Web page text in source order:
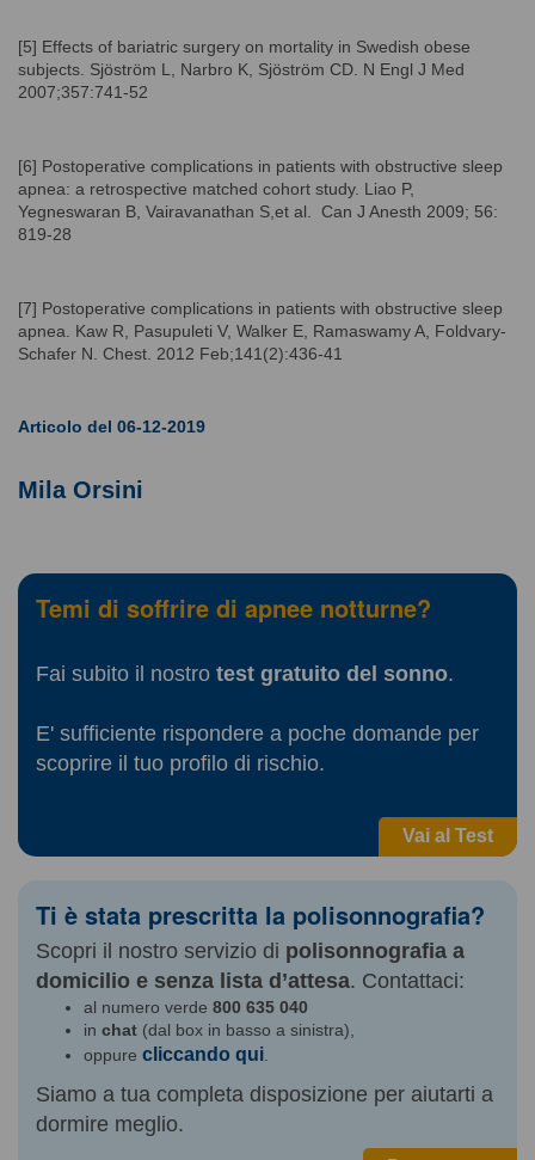
[5] Effects of bariatric surgery on mortality in Swedish obese
subjects. Sjöström L, Narbro K, Sjöström CD. N Engl J Med
2007;357:741-52
[6] Postoperative complications in patients with obstructive sleep
apnea: a retrospective matched cohort study. Liao P,
Yegneswaran B, Vairavanathan S,et al. Can J Anesth 2009; 56:
819-28
[7] Postoperative complications in patients with obstructive sleep
apnea. Kaw R, Pasupuleti V, Walker E, Ramaswamy A, Foldvary-
Schafer N. Chest. 2012 Feb;141(2):436-41
Articolo del 06-12-2019
Mila Orsini
Temi di soffrire di apnee notturne?
Fai subito il nostro test gratuito del sonno.
E' sufficiente rispondere a poche domande per
scoprire il tuo profilo di rischio.
Vai al Test
Ti è stata prescritta la polisonnografia?
Scopri il nostro servizio di polisonnografia a
domicilio e senza lista d’attesa. Contattaci:
al numero verde 800 635 040
in chat (dal box in basso a sinistra),
oppure cliccando qui
Siamo a tua completa disposizione per aiutarti a
dormire meglio.